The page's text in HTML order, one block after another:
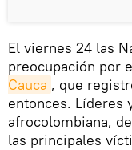
El viernes 24 las
preocupación por
Cauca , que
entonces. Líderes
afrocolombiana,
las principales